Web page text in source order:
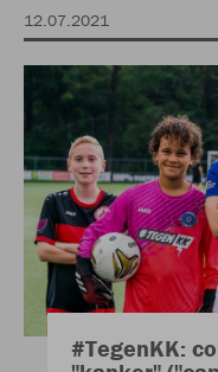
12.07.2021
#TegenKK: